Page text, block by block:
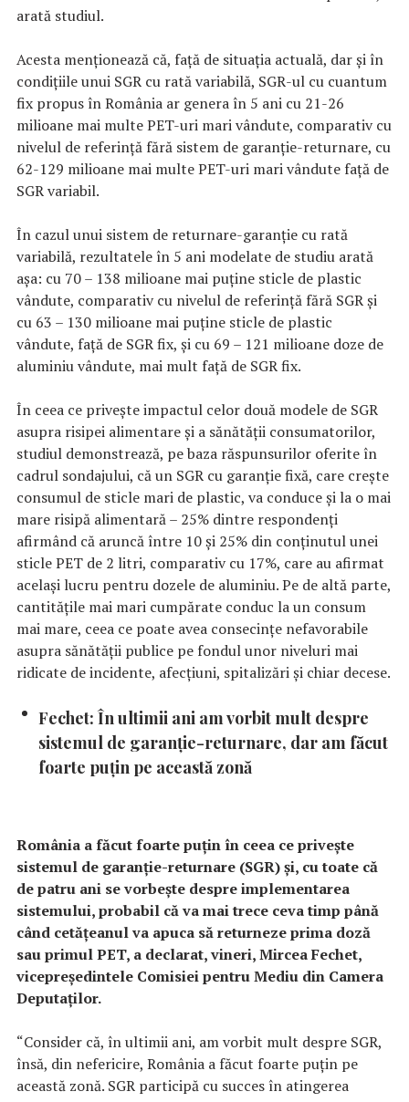
arată studiul.
Acesta menţionează că, faţă de situaţia actuală, dar şi în
condiţiile unui SGR cu rată variabilă, SGR-ul cu cuantum
fix propus în România ar genera în 5 ani cu 21-26
milioane mai multe PET-uri mari vândute, comparativ cu
nivelul de referinţă fără sistem de garanţie-returnare, cu
62-129 milioane mai multe PET-uri mari vândute faţă de
SGR variabil.
În cazul unui sistem de returnare-garanţie cu rată
variabilă, rezultatele în 5 ani modelate de studiu arată
aşa: cu 70 – 138 milioane mai puţine sticle de plastic
vândute, comparativ cu nivelul de referinţă fără SGR şi
cu 63 – 130 milioane mai puţine sticle de plastic
vândute, faţă de SGR fix, şi cu 69 – 121 milioane doze de
aluminiu vândute, mai mult faţă de SGR fix.
În ceea ce priveşte impactul celor două modele de SGR
asupra risipei alimentare şi a sănătăţii consumatorilor,
studiul demonstrează, pe baza răspunsurilor oferite în
cadrul sondajului, că un SGR cu garanţie fixă, care creşte
consumul de sticle mari de plastic, va conduce şi la o mai
mare risipă alimentară – 25% dintre respondenţi
afirmând că aruncă între 10 şi 25% din conţinutul unei
sticle PET de 2 litri, comparativ cu 17%, care au afirmat
acelaşi lucru pentru dozele de aluminiu. Pe de altă parte,
cantităţile mai mari cumpărate conduc la un consum
mai mare, ceea ce poate avea consecinţe nefavorabile
asupra sănătăţii publice pe fondul unor niveluri mai
ridicate de incidente, afecţiuni, spitalizări şi chiar decese.
Fechet: În ultimii ani am vorbit mult despre
sistemul de garanţie-returnare, dar am făcut
foarte puţin pe această zonă
România a făcut foarte puţin în ceea ce priveşte
sistemul de garanţie-returnare (SGR) şi, cu toate că
de patru ani se vorbeşte despre implementarea
sistemului, probabil că va mai trece ceva timp până
când cetăţeanul va apuca să returneze prima doză
sau primul PET, a declarat, vineri, Mircea Fechet,
vicepreşedintele Comisiei pentru Mediu din Camera
Deputaţilor.
“Consider că, în ultimii ani, am vorbit mult despre SGR,
însă, din nefericire, România a făcut foarte puţin pe
această zonă. SGR participă cu succes în atingerea